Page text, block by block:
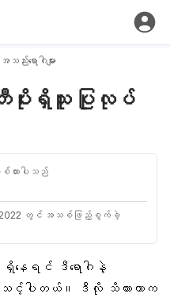
အသည်းရောဂါများ
ဘီပိုးရှိသူ ပြုလုပ်
ထားပါသည်
2022 တွင် အသစ်ဖြည့်စွက်ခဲ့
း ရှိနေရင် ဒီရောဂါနဲ့
ပါတယ်။ ဒီလို သိထားတာက